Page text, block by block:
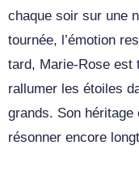
chaque soir sur une
tournée, l’émotion
tard, Marie-Rose est
rallumer les étoiles
grands. Son
résonner encore